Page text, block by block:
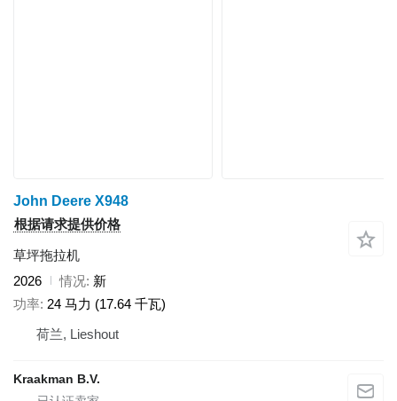
John Deere X948
根据请求提供价格
草坪拖拉机
2026
情况 新
功率 24 马力 (17.64 千瓦)
荷兰, Lieshout
Kraakman B.V.